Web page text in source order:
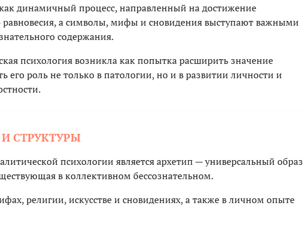
динамичный процесс, направленный на достижение
равновесия, а символы, мифы и сновидения выступают важными
содержания.
психология возникла как попытка расширить значение
его роль не только в патологии, но и в развитии личности и
СТРУКТУРЫ
психологии является архетип — универсальный образ
в коллективном бессознательном.
религии, искусстве и сновидениях, а также в личном опыте